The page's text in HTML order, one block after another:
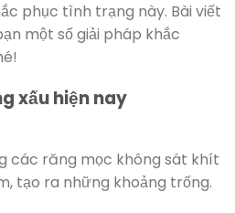
phục tình trạng này. Bài viết
một số giải pháp khắc
xấu hiện nay
các răng mọc không sát khít
tạo ra những khoảng trống.